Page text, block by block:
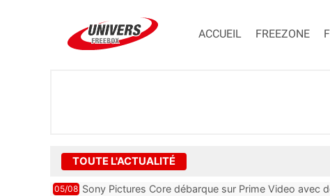
ACCUEIL FREEZONE
TOUTE L'ACTUALITÉ
05/08 Sony Pictures Core débarque sur Prime Video avec